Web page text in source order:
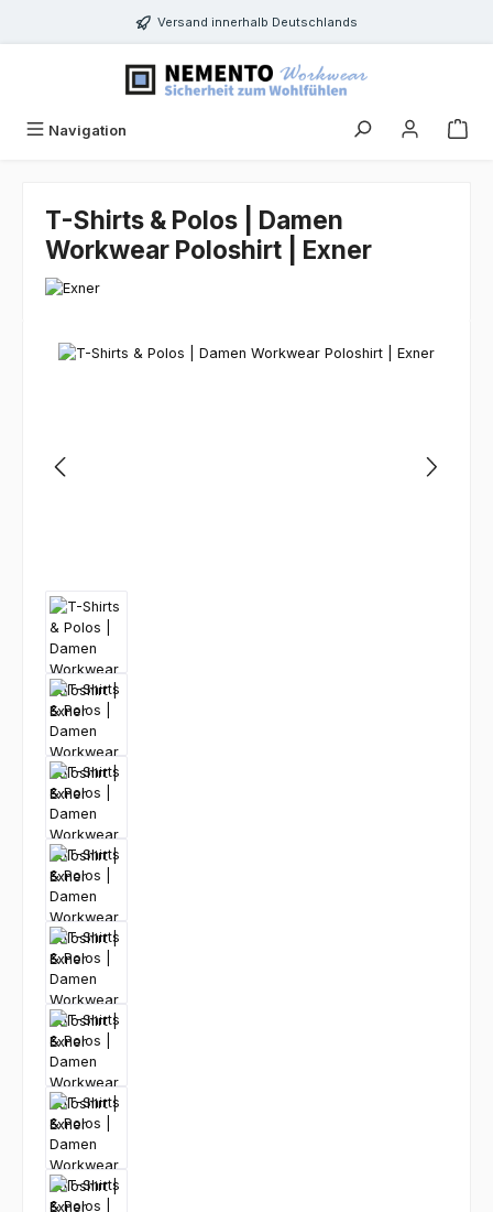
Zum Hauptinhalt springenVersand innerhalb Deutschlands
Navigation
T-Shirts & Polos | Damen
Workwear Poloshirt | Exner
Bildergalerie überspringen